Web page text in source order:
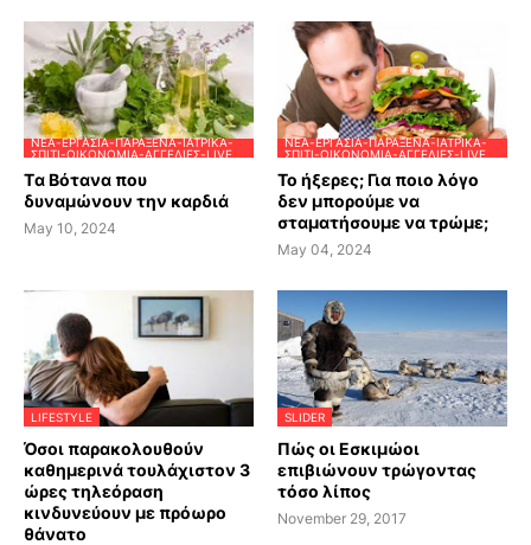
ΝΈΑ-ΕΡΓΑΣΊΑ-ΠΑΡΆΞΕΝΑ-ΙΑΤΡΙΚΆ-
ΣΠΊΤΙ-ΟΙΚΟΝΟΜΊΑ-ΑΓΓΕΛΊΕΣ-LIVE
Tα Βότανα που
δυναμώνουν την καρδιά
May 10, 2024
ΝΈΑ-ΕΡΓΑΣΊΑ-ΠΑΡΆΞΕΝΑ-ΙΑΤΡΙΚΆ-
ΣΠΊΤΙ-ΟΙΚΟΝΟΜΊΑ-ΑΓΓΕΛΊΕΣ-LIVE
Το ήξερες; Για ποιο λόγο
δεν μπορούμε να
σταματήσουμε να τρώμε;
May 04, 2024
LIFESTYLE
Όσοι παρακολουθούν
καθημερινά τουλάχιστον 3
ώρες τηλεόραση
κινδυνεύουν με πρόωρο
θάνατο
SLIDER
Πώς οι Εσκιμώοι
επιβιώνουν τρώγοντας
τόσο λίπος
November 29, 2017